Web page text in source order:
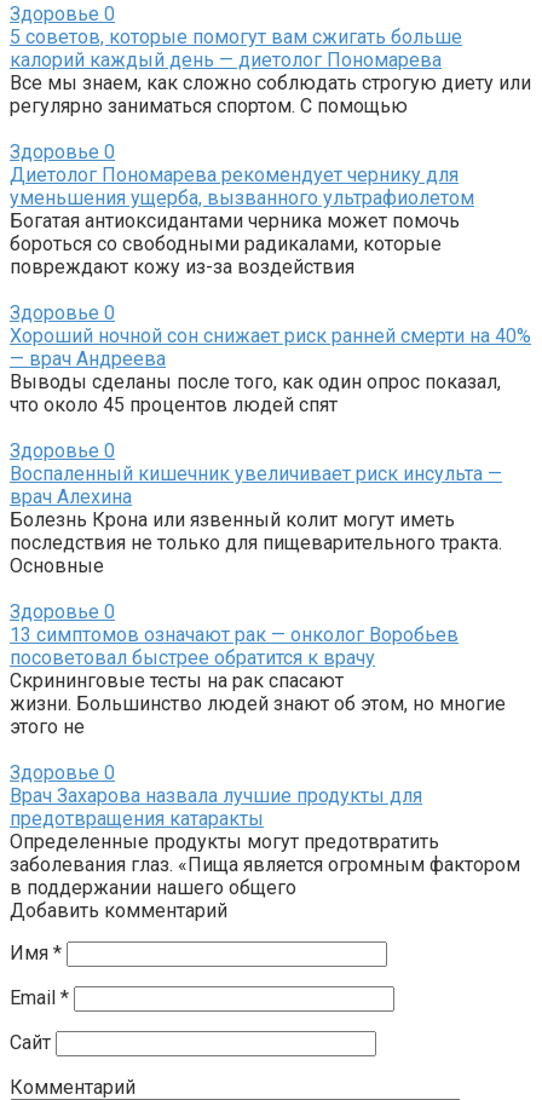
Здоровье 0
5 советов, которые помогут вам сжигать больше
калорий каждый день — диетолог Пономарева
Все мы знаем, как сложно соблюдать строгую диету или
регулярно заниматься спортом. С помощью
Здоровье 0
Диетолог Пономарева рекомендует чернику для
уменьшения ущерба, вызванного ультрафиолетом
Богатая антиоксидантами черника может помочь
бороться со свободными радикалами, которые
повреждают кожу из-за воздействия
Здоровье 0
Хороший ночной сон снижает риск ранней смерти на 40%
— врач Андреева
Выводы сделаны после того, как один опрос показал,
что около 45 процентов людей спят
Здоровье 0
Воспаленный кишечник увеличивает риск инсульта —
врач Алехина
Болезнь Крона или язвенный колит могут иметь
последствия не только для пищеварительного тракта.
Основные
Здоровье 0
13 симптомов означают рак — онколог Воробьев
посоветовал быстрее обратится к врачу
Скрининговые тесты на рак спасают
жизни. Большинство людей знают об этом, но многие
этого не
Здоровье 0
Врач Захарова назвала лучшие продукты для
предотвращения катаракты
Определенные продукты могут предотвратить
заболевания глаз. «Пища является огромным фактором
в поддержании нашего общего
Добавить комментарий
Имя *
Email *
Сайт
Комментарий